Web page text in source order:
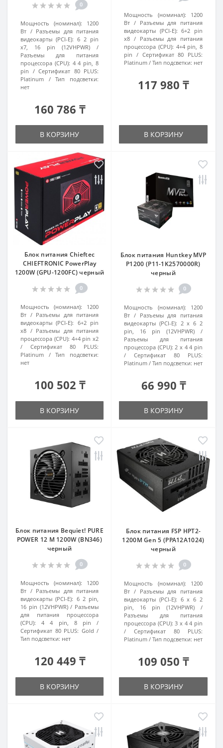
0
Мощность (номинал):
1200
Вт
Разъемы для питания
видеокарты (PCI-E): 6 2 pin
x7, 16 pin (12VHPWR)
Разъемы для питания
процессора (CPU): 4 4 pin, 8
pin
Сертификат 80 PLUS:
Platinum
Тип подсветки:
нет
160 786 ₸
В КОРЗИНУ
Мощность (номинал):
1200
Вт
Разъемы для питания
видеокарты (PCI-E): 6+2 pin
x8
Разъемы для питания
процессора (CPU): 4+4 pin, 8
pin
Сертификат 80 PLUS:
Platinum
Тип подсветки: нет
117 980 ₸
В КОРЗИНУ
Блок питания Chieftec
CHIEFTRONIC PowerPlay
1200W (GPU-1200FC) черный
0
Мощность (номинал):
1200
Вт
Разъемы для питания
видеокарты (PCI-E): 6+2 pin
x8
Разъемы для питания
процессора (CPU): 4+4 pin x2
Сертификат 80 PLUS:
Platinum
Тип подсветки:
нет
100 502 ₸
В КОРЗИНУ
Блок питания Huntkey MVP
P1200 (P11-1K2570000R)
черный
0
Мощность (номинал):
1200
Вт
Разъемы для питания
видеокарты (PCI-E): 2 x 6 2
pin, 16 pin (12VHPWR)
Разъемы для питания
процессора (CPU): 2 x 4 4 pin
Сертификат 80 PLUS:
Platinum
Тип подсветки: нет
66 990 ₸
В КОРЗИНУ
Блок питания Bequiet! PURE
POWER 12 M 1200W (BN346)
черный
0
Мощность (номинал):
1200
Вт
Разъемы для питания
видеокарты (PCI-E): 6 2 pin,
16 pin (12VHPWR)
Разъемы
для питания процессора
(CPU):
4 4 pin, 8 pin
Сертификат 80 PLUS: Gold
Тип подсветки: нет
120 449 ₸
В КОРЗИНУ
Блок питания FSP HPT2-
1200M Gen 5 (PPA12A1024)
черный
0
Мощность (номинал):
1200
Вт
Разъемы для питания
видеокарты (PCI-E): 6 x 6 2
pin, 16 pin (12VHPWR)
Разъемы для питания
процессора (CPU): 3 x 4 4 pin
Сертификат 80 PLUS:
Platinum
Тип подсветки: нет
109 050 ₸
В КОРЗИНУ